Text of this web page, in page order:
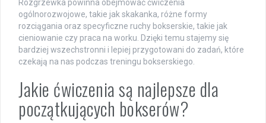
Rozgrzewka powinna obejmować ćwiczenia
ogólnorozwojowe, takie jak skakanka, różne formy
rozciągania oraz specyficzne ruchy bokserskie, takie jak
cieniowanie czy praca na worku. Dzięki temu stajemy się
bardziej wszechstronni i lepiej przygotowani do zadań, które
czekają na nas podczas treningu bokserskiego.
Jakie ćwiczenia są najlepsze dla
początkujących bokserów?